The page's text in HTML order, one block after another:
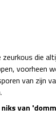
die
voorheen
van zijn
van